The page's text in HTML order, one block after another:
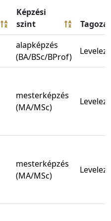
Képzési
szint
Tagozat
alapképzés
(BA/BSc/BProf)
mesterképzés
(MA/MSc)
mesterképzés
(MA/MSc)